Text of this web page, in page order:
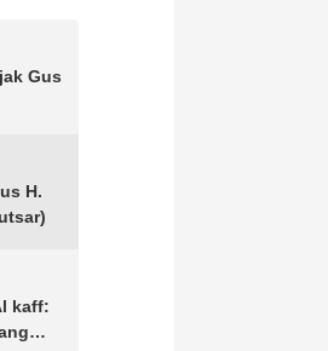
Gus
H.
kaff: